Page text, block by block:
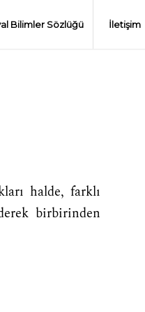
Bilimler Sözlüğü İletişim
halde, farklı
birbirinden